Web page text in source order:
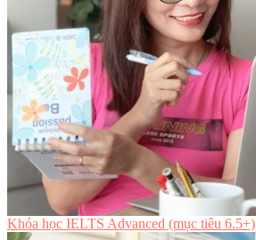
Khóa học IELTS Advanced (mục tiêu 6.5+)